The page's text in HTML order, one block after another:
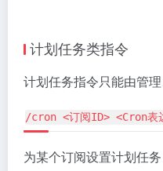
计划任务类指令
计划任务指令只能由管理
/cron <订阅ID> <Cron表
为某个订阅设置计划任